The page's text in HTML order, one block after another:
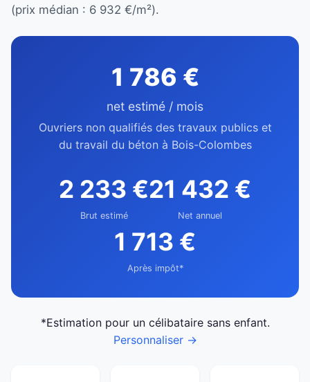
(prix médian : 6 932 €/m²).
1 786 €
net estimé / mois
Ouvriers non qualifiés des travaux publics et
du travail du béton à Bois-Colombes
2 233 €
Brut estimé
21 432 €
Net annuel
1 713 €
Après impôt*
*Estimation pour un célibataire sans enfant.
Personnaliser →